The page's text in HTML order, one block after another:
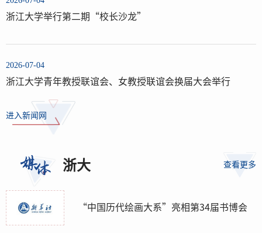
浙江大学举行第二期“校长沙龙”
2026-07-04
浙江大学青年教授联谊会、女教授联谊会换届大会举行
进入新闻网
浙大 查看更多
“中国历代绘画大系”亮相第34届书博会